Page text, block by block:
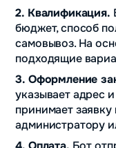
2. Квалификация.
бюджет, способ
самовывоз. На
подходящие
3. Оформление
указывает адрес
принимает
администратору